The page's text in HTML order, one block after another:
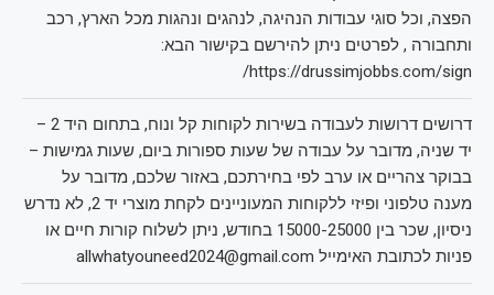
הפצה, וכל סוגי עבודות הנהיגה, לנהגים ונהגות מכל הארץ, רכב
ותחבורה , לפרטים ניתן להירשם בקישור הבא:
https://drussimjobbs.com/sign/
דרושים דרושות לעבודה בשירות לקוחות קל ונוח, בתחום היד 2 –
יד שניה, מדובר על עבודה של שעות ספורות ביום, שעות גמישות –
בבוקר צהריים או ערב לפי בחירתכם, באזור שלכם, מדובר על
מענה טלפוני ופיזי ללקוחות המעוניינים לקחת מוצרי יד 2, לא נדרש
ניסיון, שכר בין 15000-25000 בחודש, ניתן לשלוח קורות חיים או
פניות לכתובת האימייל allwhatyouneed2024@gmail.com